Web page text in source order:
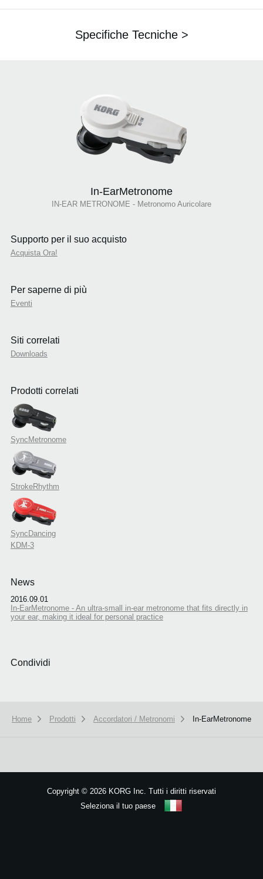
Specifiche Tecniche >
In-EarMetronome
IN-EAR METRONOME - Metronomo Auricolare
Supporto per il suo acquisto
Acquista Ora!
Per saperne di più
Eventi
Siti correlati
Downloads
Prodotti correlati
SyncMetronome
StrokeRhythm
SyncDancing
KDM-3
News
2016.09.01
In-EarMetronome - An ultra-small in-ear metronome that fits directly in
your ear, making it ideal for personal practice
Condividi
Home Prodotti Accordatori / Metronomi In-EarMetronome
Copyright © 2026 KORG Inc. Tutti i diritti riservati
Seleziona il tuo paese
Got it